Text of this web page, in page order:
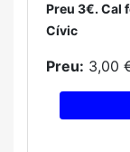
Preu 3€. Cal
Cívic
Preu: 3,00